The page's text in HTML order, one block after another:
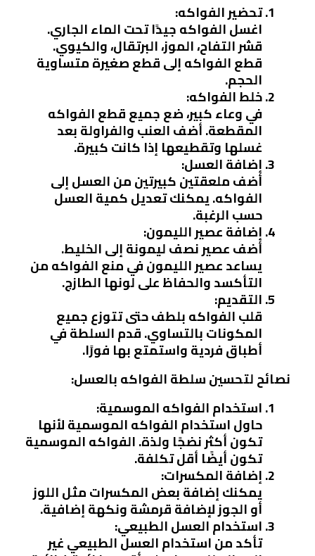
تحضير الفواكه:
اغسل الفواكه جيدًا تحت الماء الجاري.
قشر التفاح، الموز، البرتقال، والكيوي.
قطع الفواكه إلى قطع صغيرة متساوية
الحجم.
خلط الفواكه:
في وعاء كبير، ضع جميع قطع الفواكه
المقطعة. أضف العنب والفراولة بعد
غسلها وتقطيعها إذا كانت كبيرة.
إضافة العسل:
أضف ملعقتين كبيرتين من العسل إلى
الفواكه. يمكنك تعديل كمية العسل
حسب الرغبة.
إضافة عصير الليمون:
أضف عصير نصف ليمونة إلى الخليط.
يساعد عصير الليمون في منع الفواكه من
التأكسد والحفاظ على لونها الطازج.
التقديم:
قلب الفواكه بلطف حتى تتوزع جميع
المكونات بالتساوي. قدم السلطة في
أطباق فردية واستمتع بها فورًا.
نصائح لتحسين سلطة الفواكه بالعسل:
استخدام الفواكه الموسمية:
حاول استخدام الفواكه الموسمية لأنها
تكون أكثر نضجًا ولذة. الفواكه الموسمية
تكون أيضًا أقل تكلفة.
إضافة المكسرات:
يمكنك إضافة بعض المكسرات مثل اللوز
أو الجوز لإضافة قرمشة ونكهة إضافية.
استخدام العسل الطبيعي:
تأكد من استخدام العسل الطبيعي غير